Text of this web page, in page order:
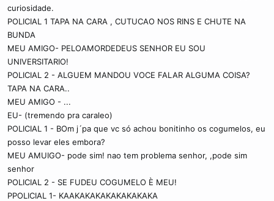
curiosidade.
POLICIAL 1 TAPA NA CARA , CUTUCAO NOS RINS E CHUTE NA
BUNDA
MEU AMIGO- PELOAMORDEDEUS SENHOR EU SOU
UNIVERSITARIO!
POLICIAL 2 - ALGUEM MANDOU VOCE FALAR ALGUMA COISA?
TAPA NA CARA..
MEU AMIGO - ...
EU- (tremendo pra caraleo)
POLICIAL 1 - BOm j´pa que vc só achou bonitinho os cogumelos, eu
posso levar eles embora?
MEU AMUIGO- pode sim! nao tem problema senhor, ,pode sim
senhor
POLICIAL 2 - SE FUDEU COGUMELO È MEU!
PPOLICIAL 1- KAAKAKAKAKAKAKAKAKA